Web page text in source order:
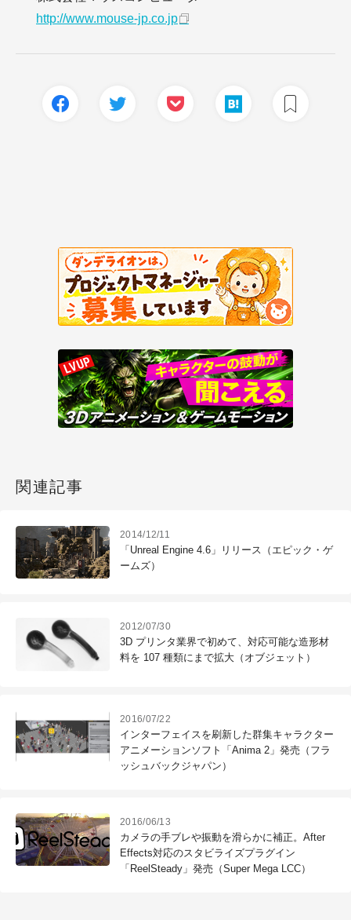
http://www.mouse-jp.co.jp
関連記事
2014/12/11
「Unreal Engine 4.6」リリース（エピック・ゲ
ームズ）
2012/07/30
3D プリンタ業界で初めて、対応可能な造形材
料を 107 種類にまで拡大（オブジェット）
2016/07/22
インターフェイスを刷新した群集キャラクター
アニメーションソフト「Anima 2」発売（フラ
ッシュバックジャパン）
2016/06/13
カメラの手ブレや振動を滑らかに補正。After
Effects対応のスタビライズプラグイン
「ReelSteady」発売（Super Mega LCC）